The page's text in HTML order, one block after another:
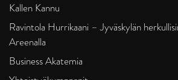
Kallen Kannu
Ravintola Hurrikaani – Jyväskylän
Areenalla
Business Akatemia